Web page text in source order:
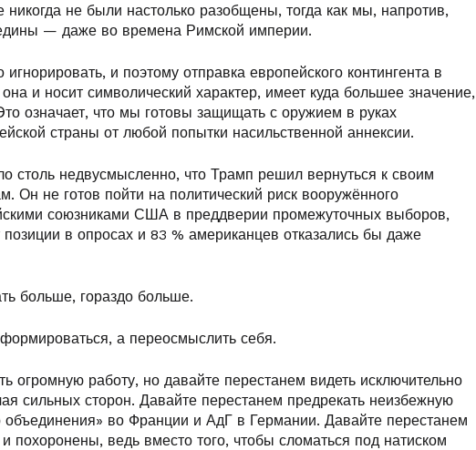
не были настолько разобщены, тогда как мы, напротив,
— даже во времена Римской империи.
и поэтому отправка европейского контингента в
и носит символический характер, имеет куда большее значение,
означает, что мы готовы защищать с оружием в руках
страны от любой попытки насильственной аннексии.
столь недвусмысленно, что Трамп решил вернуться к своим
Он не готов пойти на политический риск вооружённого
союзниками США в преддверии промежуточных выборов,
позиции в опросах и 83 % американцев отказались бы даже
больше, гораздо больше.
а переосмыслить себя.
огромную работу, но давайте перестанем видеть исключительно
сильных сторон. Давайте перестанем предрекать неизбежную
объединения» во Франции и АдГ в Германии. Давайте перестанем
похоронены, ведь вместо того, чтобы сломаться под натиском